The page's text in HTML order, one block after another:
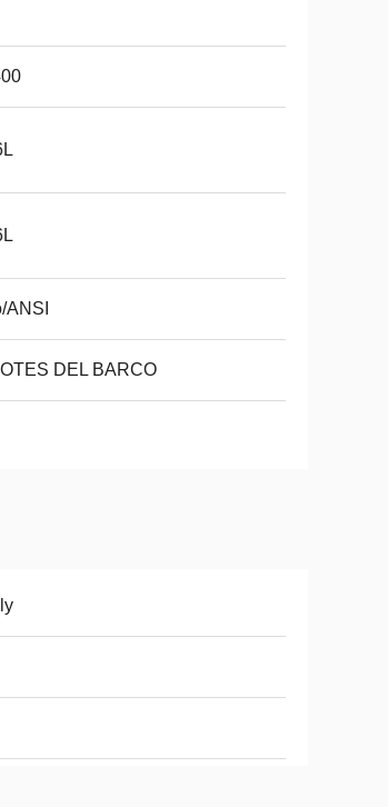
DEL BARCO